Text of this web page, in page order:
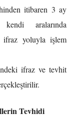
itibaren 3 ay
aralarında
ifraz yoluyla işlem
ifraz ve tevhit
Tevhidi